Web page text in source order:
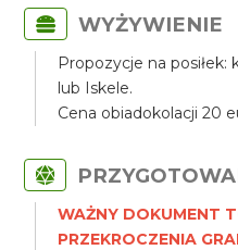
WYŻYWIENIE
Propozycje na
lub Iskele.
Cena obiadokolacji 20
WAŻNY DOKUMENT
PRZEKROCZENIA